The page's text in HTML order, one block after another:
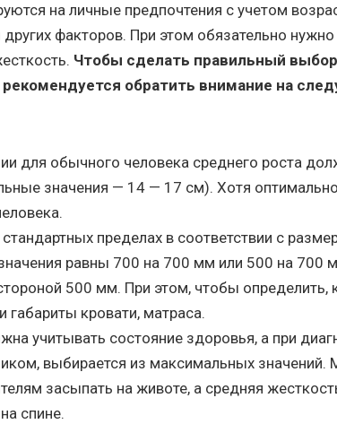
на личные предпочтения с учетом
других факторов. При этом обязательно
Чтобы сделать правильный
обратить внимание на
для обычного человека среднего роста
значения — 14 — 17 см). Хотя
пределах в соответствии с
равны 700 на 700 мм или 500 на 700
500 мм. При этом, чтобы определить,
габариты кровати, матраса.
учитывать состояние здоровья, а при
выбирается из максимальных значений.
засыпать на животе, а средняя
спине.